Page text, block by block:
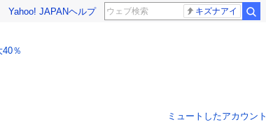
Yahoo! JAPANヘルプ キズナアイ
％
ミュートしたアカウント